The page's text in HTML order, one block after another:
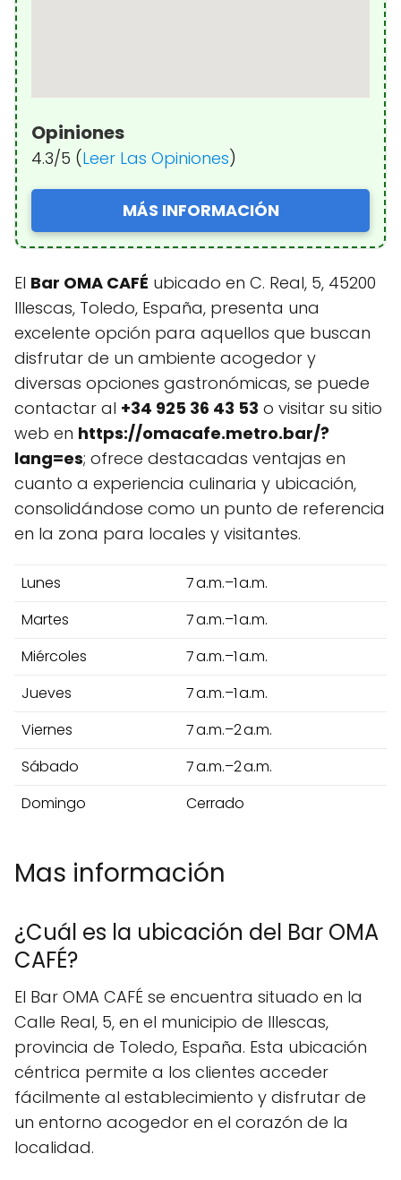
Opiniones
4.3/5 (Leer Las Opiniones)
MÁS INFORMACIÓN
El Bar OMA CAFÉ ubicado en C. Real, 5, 45200
Illescas, Toledo, España, presenta una
excelente opción para aquellos que buscan
disfrutar de un ambiente acogedor y
diversas opciones gastronómicas, se puede
contactar al +34 925 36 43 53 o visitar su sitio
web en https://omacafe.metro.bar/?
lang=es; ofrece destacadas ventajas en
cuanto a experiencia culinaria y ubicación,
consolidándose como un punto de referencia
en la zona para locales y visitantes.
Lunes
7 a.m.–1 a.m.
Martes
7 a.m.–1 a.m.
Miércoles
7 a.m.–1 a.m.
Jueves
7 a.m.–1 a.m.
Viernes
7 a.m.–2 a.m.
Sábado
7 a.m.–2 a.m.
Domingo
Cerrado
Mas información
¿Cuál es la ubicación del Bar OMA
CAFÉ?
El Bar OMA CAFÉ se encuentra situado en la
Calle Real, 5, en el municipio de Illescas,
provincia de Toledo, España. Esta ubicación
céntrica permite a los clientes acceder
fácilmente al establecimiento y disfrutar de
un entorno acogedor en el corazón de la
localidad.